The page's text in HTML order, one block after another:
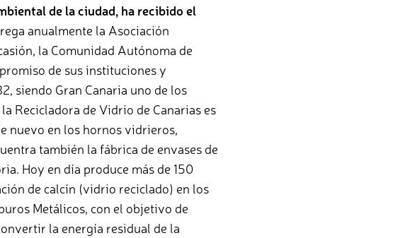
de la ciudad, ha recibido el
anualmente la Asociación
la Comunidad Autónoma de
de sus instituciones y
siendo Gran Canaria uno de los
Recicladora de Vidrio de Canarias es
nuevo en los hornos vidrieros,
también la fábrica de envases de
Hoy en día produce más de 150
de calcín (vidrio reciclado) en los
Metálicos, con el objetivo de
la energía residual de la